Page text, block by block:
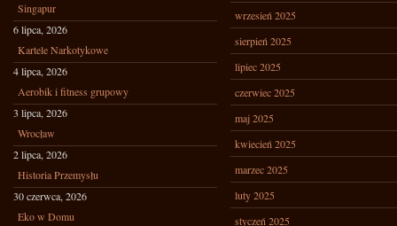
Singapur
6 lipca, 2026
Kartele Narkotykowe
4 lipca, 2026
Aerobik i fitness grupowy
3 lipca, 2026
Wrocław
2 lipca, 2026
Historia Przemysłu
30 czerwca, 2026
Eko w Domu
wrzesień 2025
sierpień 2025
lipiec 2025
czerwiec 2025
maj 2025
kwiecień 2025
marzec 2025
luty 2025
styczeń 2025